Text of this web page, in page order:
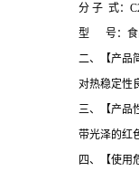
分 子 式：
型 号：食
二、【产品
对热稳定性
三、【产品
带光泽的红
四、【使用